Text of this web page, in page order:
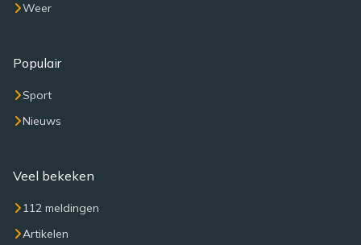
Weer
Populair
Sport
Nieuws
Veel bekeken
112 meldingen
Artikelen